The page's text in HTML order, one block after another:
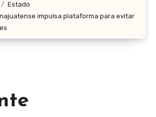
Estado
impulsa plataforma para evitar